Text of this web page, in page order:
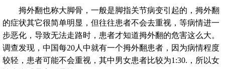
拇外翻也称大脚骨，一般是脚指关节病变引起的，拇外翻
的症状其它很简单明显，但往往患者不会去重视，等病情进一
步恶化，导致无法走路时，患者才知道拇外翻的危害这么大。
调查发现，中国每20人中就有一个拇外翻患者，因为病情程度
较轻，患者可能不会重视，其中男女患者比较为1:30.，所以女